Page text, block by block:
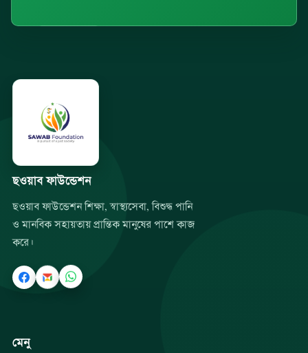
ছওয়াব ফাউন্ডেশন
ছওয়াব ফাউন্ডেশন শিক্ষা, স্বাস্থ্যসেবা, বিশুদ্ধ পানি
ও মানবিক সহায়তায় প্রান্তিক মানুষের পাশে কাজ
করে।
মেনু